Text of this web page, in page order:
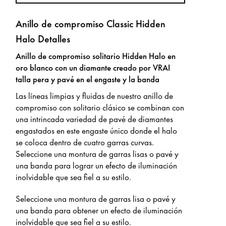
Anillo de compromiso Classic Hidden
Halo Detalles
Anillo de compromiso solitario Hidden Halo en
oro blanco con un diamante creado por VRAI
talla pera y pavé en el engaste y la banda
Las líneas limpias y fluidas de nuestro anillo de
compromiso con solitario clásico se combinan con
una intrincada variedad de pavé de diamantes
engastados en este engaste único donde el halo
se coloca dentro de cuatro garras curvas.
Seleccione una montura de garras lisas o pavé y
una banda para lograr un efecto de iluminación
inolvidable que sea fiel a su estilo.
Seleccione una montura de garras lisa o pavé y
una banda para obtener un efecto de iluminación
inolvidable que sea fiel a su estilo.